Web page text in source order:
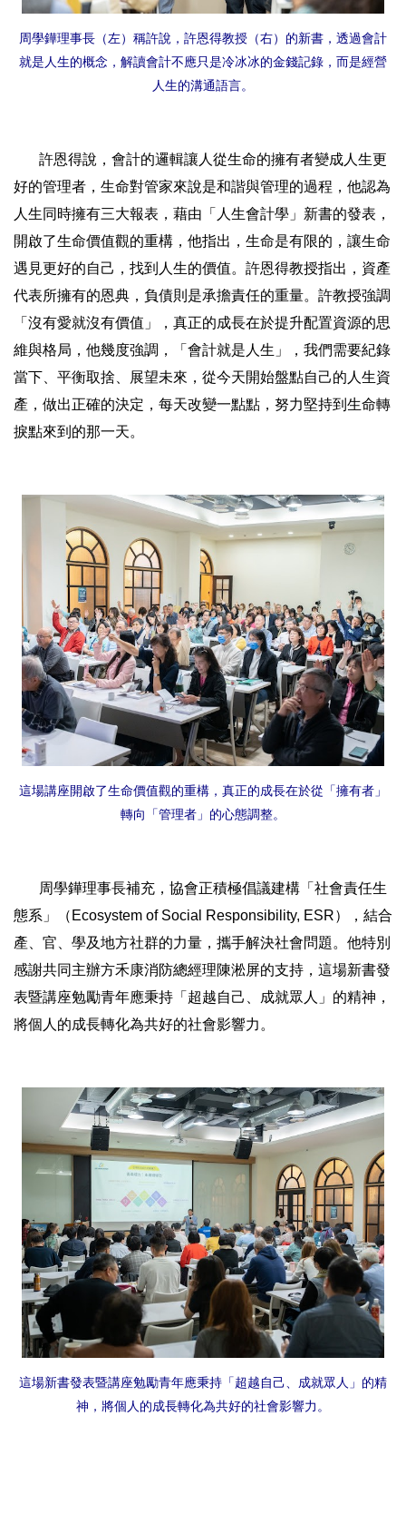
周學鏵理事長（左）稱許說，許恩得教授（右）的新書，透過會計
就是人生的概念，解讀會計不應只是冷冰冰的金錢記錄，而是經營
人生的溝通語言。
許恩得說，會計的邏輯讓人從生命的擁有者變成人生更
好的管理者，生命對管家來說是和諧與管理的過程，他認為
人生同時擁有三大報表，藉由「人生會計學」新書的發表，
開啟了生命價值觀的重構，他指出，生命是有限的，讓生命
遇見更好的自己，找到人生的價值。許恩得教授指出，資產
代表所擁有的恩典，負債則是承擔責任的重量。許教授強調
「沒有愛就沒有價值」，真正的成長在於提升配置資源的思
維與格局，他幾度強調，「會計就是人生」，我們需要紀錄
當下、平衡取捨、展望未來，從今天開始盤點自己的人生資
產，做出正確的決定，每天改變一點點，努力堅持到生命轉
捩點來到的那一天。
這場講座開啟了生命價值觀的重構，真正的成長在於從「擁有者」
轉向「管理者」的心態調整。
周學鏵理事長補充，協會正積極倡議建構「社會責任生
態系」（Ecosystem of Social Responsibility, ESR），結合
產、官、學及地方社群的力量，攜手解決社會問題。他特別
感謝共同主辦方禾康消防總經理陳淞屏的支持，這場新書發
表暨講座勉勵青年應秉持「超越自己、成就眾人」的精神，
將個人的成長轉化為共好的社會影響力。
這場新書發表暨講座勉勵青年應秉持「超越自己、成就眾人」的精
神，將個人的成長轉化為共好的社會影響力。